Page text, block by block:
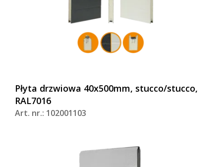
Płyta drzwiowa 40x500mm, stucco/stucco,
RAL7016
Art. nr.: 102001103